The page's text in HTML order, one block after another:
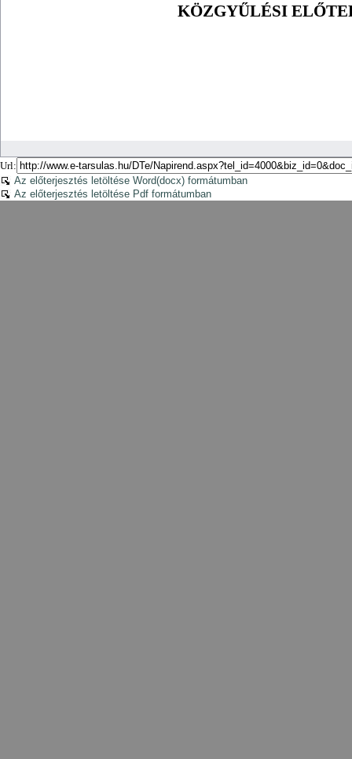
Url:
Az előterjesztés letöltése Word(docx) formátumban
Az előterjesztés letöltése Pdf formátumban